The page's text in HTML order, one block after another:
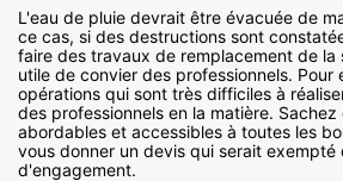
L'eau de pluie devrait être évacuée de
ce cas, si des destructions sont
faire des travaux de remplacement de la
utile de convier des professionnels. Pour
opérations qui sont très difficiles à
des professionnels en la matière.
abordables et accessibles à toutes les
vous donner un devis qui serait exempté
d'engagement.